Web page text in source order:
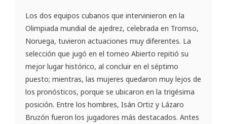
Los dos equipos cubanos que intervinieron en la
Olimpiada mundial de ajedrez, celebrada en Tromso,
Noruega, tuvieron actuaciones muy diferentes. La
selección que jugó en el torneo Abierto repitió su
mejor lugar histórico, al concluir en el séptimo
puesto; mientras, las mujeres quedaron muy lejos de
los pronósticos, porque se ubicaron en la trigésima
posición. Entre los hombres, Isán Ortiz y Lázaro
Bruzón fueron los jugadores más destacados. Antes